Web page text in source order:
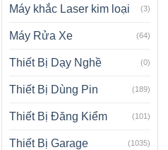
Máy khắc Laser kim loại (3)
Máy Rửa Xe (64)
Thiết Bị Dạy Nghề (0)
Thiết Bị Dùng Pin (189)
Thiết Bị Đăng Kiểm (101)
Thiết Bị Garage (1035)